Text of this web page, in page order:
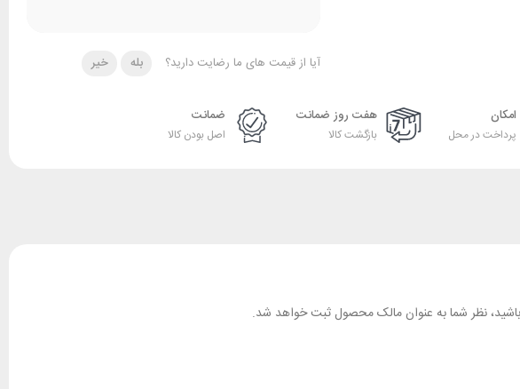
آیا از قیمت های ما رضایت دارید؟ بله خیر
امکان
پرداخت در محل
هفت روز ضمانت
بازگشت کالا
ضمانت
اصل بودن کالا
باشید، نظر شما به عنوان مالک محصول ثبت خواهد شد.